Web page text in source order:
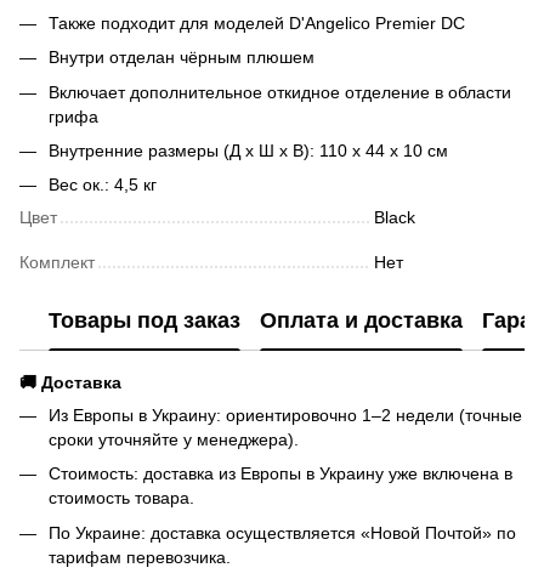
Также подходит для моделей D'Angelico Premier DC
Внутри отделан чёрным плюшем
Включает дополнительное откидное отделение в области
грифа
Внутренние размеры (Д x Ш x В): 110 x 44 x 10 см
Вес ок.: 4,5 кг
Цвет
Black
Комплект Нет
Товары под заказ Оплата и доставка
🚚 Доставка
Из Европы в Украину: ориентировочно 1–2 недели (точные
сроки уточняйте у менеджера).
Стоимость: доставка из Европы в Украину уже включена в
стоимость товара.
По Украине: доставка осуществляется «Новой Почтой» по
тарифам перевозчика.